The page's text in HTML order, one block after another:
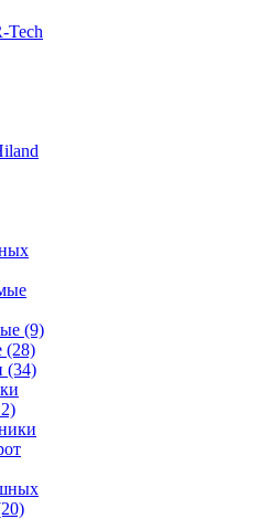
Tech
(9)
(28)
(34)